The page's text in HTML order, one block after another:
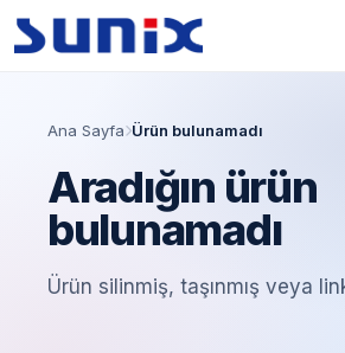
Ana Sayfa Ürün bulunamadı
Aradığın ürün
bulunamadı
Ürün silinmiş, taşınmış veya